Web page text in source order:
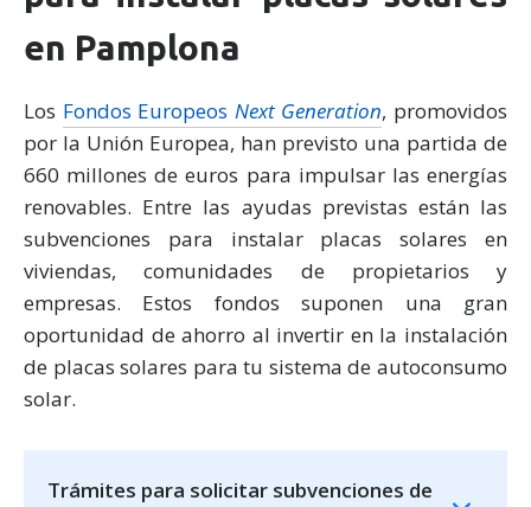
en Pamplona
Los Fondos Europeos Next Generation, promovidos
por la Unión Europea, han previsto una partida de
660 millones de euros para impulsar las energías
renovables. Entre las ayudas previstas están las
subvenciones para instalar placas solares en
viviendas, comunidades de propietarios y
empresas. Estos fondos suponen una gran
oportunidad de ahorro al invertir en la instalación
de placas solares para tu sistema de autoconsumo
solar.
Trámites para solicitar subvenciones de